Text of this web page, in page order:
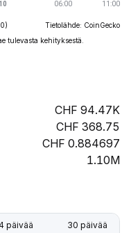
Tietolähde: CoinGecko
tulevasta kehityksestä.
94.47K
368.75
0.884697
1.10M
päivää 30 päivää